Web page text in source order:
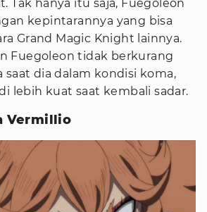
Tak hanya itu saja, Fuegoleon
kepintarannya yang bisa
Grand Magic Knight lainnya.
Fuegoleon tidak berkurang
saat dia dalam kondisi koma,
lebih kuat saat kembali sadar.
Vermillio